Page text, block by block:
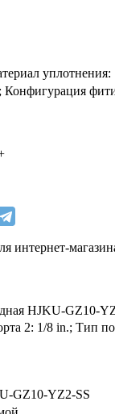
интернет-
HJKU-GZ10-
2: 1/8 in.; Тип
GZ10-YZ2-SS